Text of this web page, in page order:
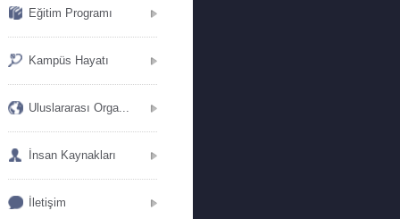
Eğitim Programı
Kampüs Hayatı
Uluslararası Orga...
İnsan Kaynakları
İletişim